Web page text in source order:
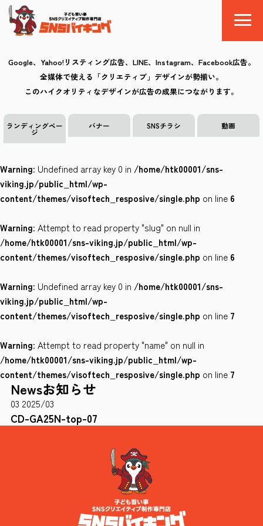
SNSバイキングとは
料金
制作の流れ
クリエイティブ
お気に入り
会社案内
サイトポリシー
0120-78-8169
［受付時間］ 9：00～18：00 ※土・日・祝祭日・年末年始は除く
お問い合わせはこちら
Google、Yahoo!リスティング広告、LINE、Instagram、Facebook広告。
全媒体で使える「クリエティブ」デザインが勢揃い。
このハイクオリティなデザインが広告の成果につながります。
ランディングペー
ジ
バナー SNSチラシ 動画
Warning: Undefined array key 0 in /home/htk00001/sns-
viking.jp/public_html/wp-
content/themes/visoftech_resposive/single.php on line 6
Warning: Attempt to read property "slug" on null in
/home/htk00001/sns-viking.jp/public_html/wp-
content/themes/visoftech_resposive/single.php on line 6
Warning: Undefined array key 0 in /home/htk00001/sns-
viking.jp/public_html/wp-
content/themes/visoftech_resposive/single.php on line 7
Warning: Attempt to read property "name" on null in
/home/htk00001/sns-viking.jp/public_html/wp-
content/themes/visoftech_resposive/single.php on line 7
Newsお知らせ
03 2025/03
CD-GA25N-top-07